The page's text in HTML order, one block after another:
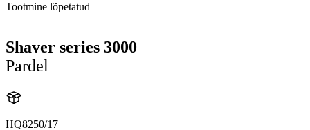
Tootmine lõpetatud
Shaver series 3000
Pardel
HQ8250/17